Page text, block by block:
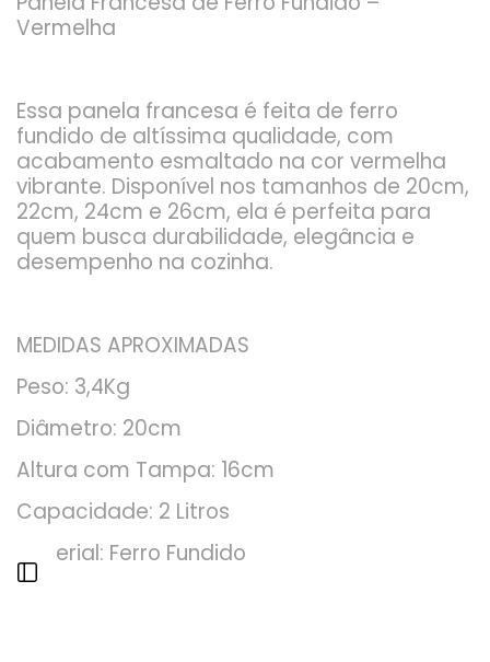
Vermelha
Essa panela francesa é feita de ferro
fundido de altíssima qualidade, com
acabamento esmaltado na cor vermelha
vibrante. Disponível nos tamanhos de 20cm,
22cm, 24cm e 26cm, ela é perfeita para
quem busca durabilidade, elegância e
desempenho na cozinha.
MEDIDAS APROXIMADAS
Peso: 3,4Kg
Diâmetro: 20cm
Altura com Tampa: 16cm
Capacidade: 2 Litros
Material: Ferro Fundido